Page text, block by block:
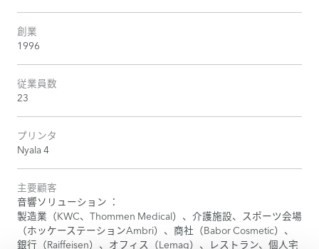
創業
1996
従業員数
23
プリンタ
Nyala 4
主要顧客
音響ソリューション ：
製造業（KWC、Thommen Medical）、介護施設、スポーツ会場
（ホッケーステーションAmbri）、商社（Babor Cosmetic）、
銀行（Raiffeisen）、オフィス（Lemag）、レストラン、個人宅